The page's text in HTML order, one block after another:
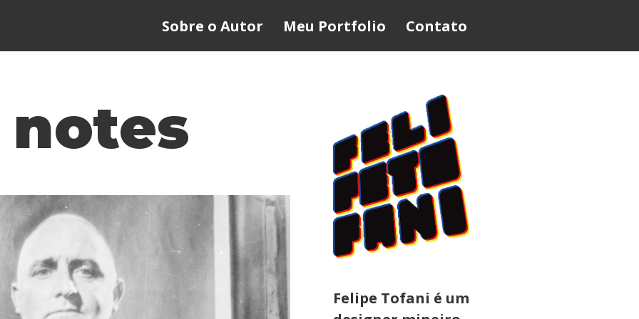
Sobre o Autor Meu Portfolio Contato
Felipe Tofani é um